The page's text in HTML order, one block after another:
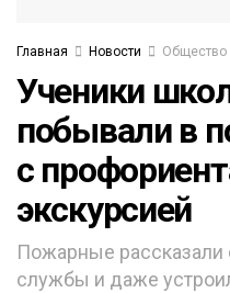
Главная Новости Общество
Ученики
побывали в
с
экскурсией
Пожарные рассказали
службы и даже